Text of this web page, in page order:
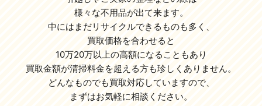
様々な不用品が出て来ます。
中にはまだリサイクルできるものも多く、
買取価格を合わせると
10万20万以上の高額になることもあり
買取金額が清掃料金を超える方も珍しくありません。
どんなものでも買取対応していますので、
まずはお気軽に相談ください。